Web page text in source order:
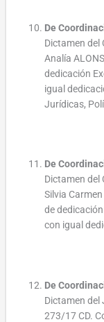
De
Dictamen del
Analía
dedicación
igual
Jurídicas,
De
Dictamen del
Silvia
de
con igual
De
Dictamen del
273/17 CD.